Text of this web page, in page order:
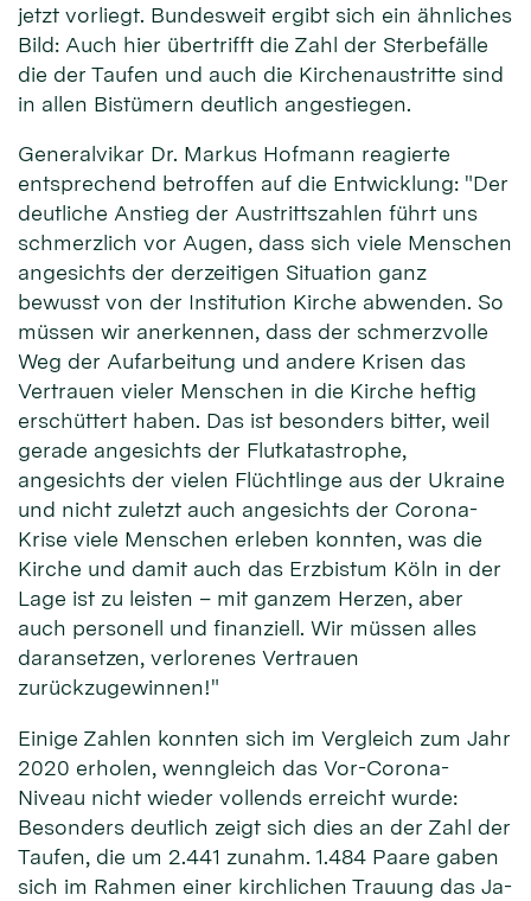
jetzt vorliegt. Bundesweit ergibt sich ein ähnliches
Bild: Auch hier übertrifft die Zahl der Sterbefälle
die der Taufen und auch die Kirchenaustritte sind
in allen Bistümern deutlich angestiegen.
Generalvikar Dr. Markus Hofmann reagierte
entsprechend betroffen auf die Entwicklung: "Der
deutliche Anstieg der Austrittszahlen führt uns
schmerzlich vor Augen, dass sich viele Menschen
angesichts der derzeitigen Situation ganz
bewusst von der Institution Kirche abwenden. So
müssen wir anerkennen, dass der schmerzvolle
Weg der Aufarbeitung und andere Krisen das
Vertrauen vieler Menschen in die Kirche heftig
erschüttert haben. Das ist besonders bitter, weil
gerade angesichts der Flutkatastrophe,
angesichts der vielen Flüchtlinge aus der Ukraine
und nicht zuletzt auch angesichts der Corona-
Krise viele Menschen erleben konnten, was die
Kirche und damit auch das Erzbistum Köln in der
Lage ist zu leisten – mit ganzem Herzen, aber
auch personell und finanziell. Wir müssen alles
daransetzen, verlorenes Vertrauen
zurückzugewinnen!"
Einige Zahlen konnten sich im Vergleich zum Jahr
2020 erholen, wenngleich das Vor-Corona-
Niveau nicht wieder vollends erreicht wurde:
Besonders deutlich zeigt sich dies an der Zahl der
Taufen, die um 2.441 zunahm. 1.484 Paare gaben
sich im Rahmen einer kirchlichen Trauung das Ja-